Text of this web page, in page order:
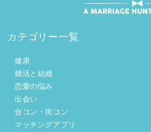
カテゴリー一覧
健康
婚活と結婚
恋愛の悩み
出会い
合コン・街コン
マッチングアプリ